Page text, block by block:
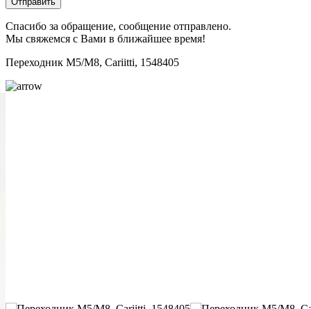
Спасибо за обращение, сообщение отправлено.
Мы свяжемся с Вами в ближайшее время!
Переходник M5/M8, Cariitti, 1548405